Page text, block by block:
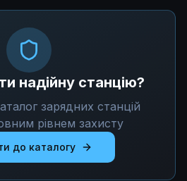
надійну станцію?
зарядних станцій
рівнем захисту
до каталогу